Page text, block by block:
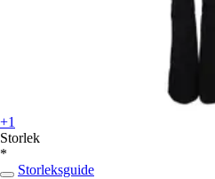
+1
Storlek
*
Storleksguide